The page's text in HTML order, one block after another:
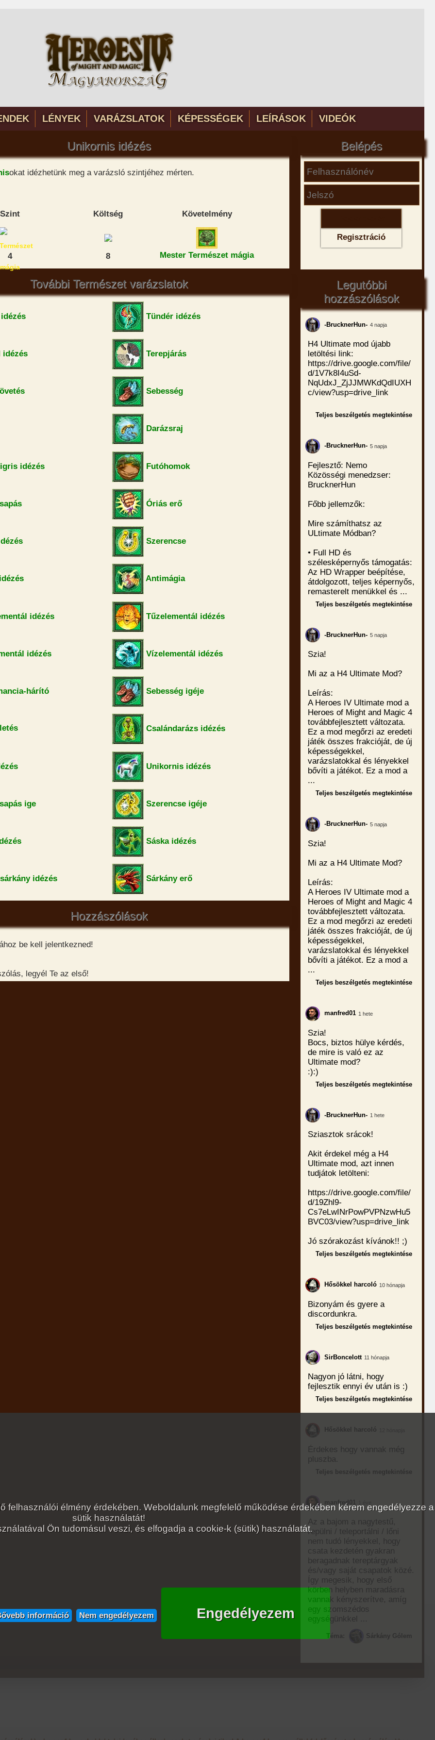
LÉNYEK VARÁZSLATOK KÉPESSÉGEK LEÍRÁSOK VIDEÓK
Unikornis idézés
okat idézhetünk meg a varázsló szintjéhez mérten.
Szint
4
Költség
8
Követelmény
Mester Természet mágia
További Természet varázslatok
Tündér idézés
Terepjárás
Sebesség
Darázsraj
idézés Futóhomok
Óriás erő
Szerencse
Antimágia
idézés Tűzelementál idézés
idézés Vízelementál idézés
hárító Sebesség igéje
Csalándarázs idézés
Unikornis idézés
ige Szerencse igéje
Sáska idézés
idézés Sárkány erő
Hozzászólások
be kell jelentkezned!
legyél Te az első!
felhasználói élmény érdekében. Weboldalunk megfelelő működése érdekében kérem engedélyezze a
sütik használatát!
Ön tudomásul veszi, és elfogadja a cookie-k (sütik) használatát.
információ Nem engedélyezem Engedélyezem
Belépés
Regisztráció
Legutóbbi
hozzászólások
-BrucknerHun- 4 napja
H4 Ultimate mod újabb
letöltési link:
https://drive.google.com/file/
d/1V7k8I4uSd-
NqUdxJ_ZjJJMWKdQdIUXH
c/view?usp=drive_link
Teljes beszélgetés megtekintése
-BrucknerHun- 5 napja
Fejlesztő: Nemo
Közösségi menedzser:
BrucknerHun
Főbb jellemzők:
Mire számíthatsz az
ULtimate Módban?
• Full HD és
szélesképernyős támogatás:
Az HD Wrapper beépítése,
átdolgozott, teljes képernyős,
remasterelt menükkel és ...
Teljes beszélgetés megtekintése
-BrucknerHun- 5 napja
Szia!
Mi az a H4 Ultimate Mod?
Leírás:
A Heroes IV Ultimate mod a
Heroes of Might and Magic 4
továbbfejlesztett változata.
Ez a mod megőrzi az eredeti
játék összes frakcióját, de új
képességekkel,
varázslatokkal és lényekkel
bővíti a játékot. Ez a mod a
...
Teljes beszélgetés megtekintése
-BrucknerHun- 5 napja
Szia!
Mi az a H4 Ultimate Mod?
Leírás:
A Heroes IV Ultimate mod a
Heroes of Might and Magic 4
továbbfejlesztett változata.
Ez a mod megőrzi az eredeti
játék összes frakcióját, de új
képességekkel,
varázslatokkal és lényekkel
bővíti a játékot. Ez a mod a
...
Teljes beszélgetés megtekintése
manfred01 1 hete
Szia!
Bocs, biztos hülye kérdés,
de mire is való ez az
Ultimate mod?
:):)
Teljes beszélgetés megtekintése
-BrucknerHun- 1 hete
Sziasztok srácok!
Akit érdekel még a H4
Ultimate mod, azt innen
tudjátok letölteni:
https://drive.google.com/file/
d/19Zhl9-
Cs7eLwINrPowPVPNzwHu5
BVC03/view?usp=drive_link
Jó szórakozást kívánok!! ;)
Teljes beszélgetés megtekintése
Hősökkel harcoló 10 hónapja
Bizonyám és gyere a
discordunkra.
Teljes beszélgetés megtekintése
SirBoncelott 11 hónapja
Nagyon jó látni, hogy
fejlesztik ennyi év után is :)
Teljes beszélgetés megtekintése
Hősökkel harcoló
Érdekes hogy vannak még
pluszba.
Teljes beszélgetés megtekintése
manfred01
Az a bajom a nagytestű,
repülni / teleportálni / lőni
nem tudó lényekkel, hogy
csata kezdetén gyakran
beragadnak tereptárgyak
és/vagy saját csapatok közé.
Így megesik, hogy első
körben helyben maradásra
vannak kényszerítve, amíg
egy szomszédos
egységünkkel ...
Téma: Sárkány Gólem